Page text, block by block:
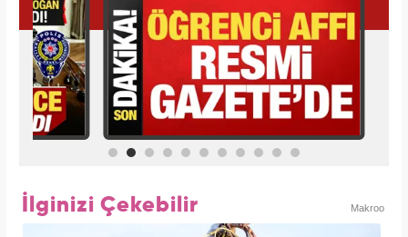
İlginizi Çekebilir Makroo